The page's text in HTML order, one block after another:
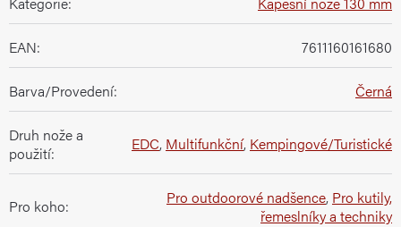
EAN: 7611160161680
Barva/Provedení: Černá
Druh nože a
použití: EDC, Multifunkční, Kempingové/Turistické
Pro koho: Pro outdoorové nadšence, Pro kutily,
řemeslníky a techniky